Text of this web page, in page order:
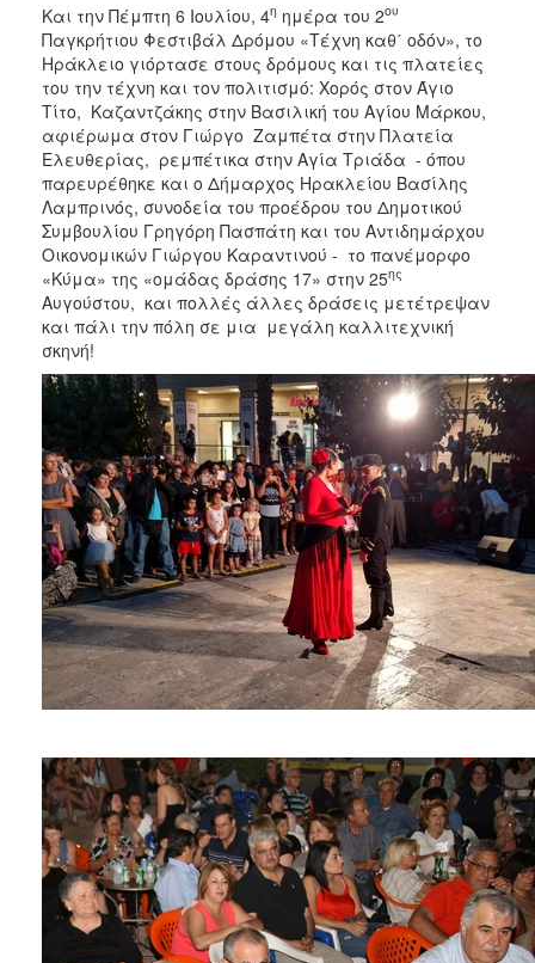
Και την Πέμπτη 6 Ιουλίου, 4η ημέρα του 2ου
Παγκρήτιου Φεστιβάλ Δρόμου «Τέχνη καθ΄ οδόν», το
Ηράκλειο γιόρτασε στους δρόμους και τις πλατείες
του την τέχνη και τον πολιτισμό: Χορός στον Άγιο
Τίτο, Καζαντζάκης στην Βασιλική του Αγίου Μάρκου,
αφιέρωμα στον Γιώργο Ζαμπέτα στην Πλατεία
Ελευθερίας, ρεμπέτικα στην Αγία Τριάδα - όπου
παρευρέθηκε και ο Δήμαρχος Ηρακλείου Βασίλης
Λαμπρινός, συνοδεία του προέδρου του Δημοτικού
Συμβουλίου Γρηγόρη Πασπάτη και του Αντιδημάρχου
Οικονομικών Γιώργου Καραντινού - το πανέμορφο
«Κύμα» της «ομάδας δράσης 17» στην 25ης
Αυγούστου, και πολλές άλλες δράσεις μετέτρεψαν
και πάλι την πόλη σε μια μεγάλη καλλιτεχνική
σκηνή!